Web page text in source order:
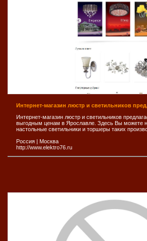
Интернет-магазин люстр и светильников
Интернет-магазин люстр и светильников
выгодным ценам в Ярославле. Здесь Вы можете
настольные светильники и торшеры таких
Россия | Москва
http://www.elektro76.ru